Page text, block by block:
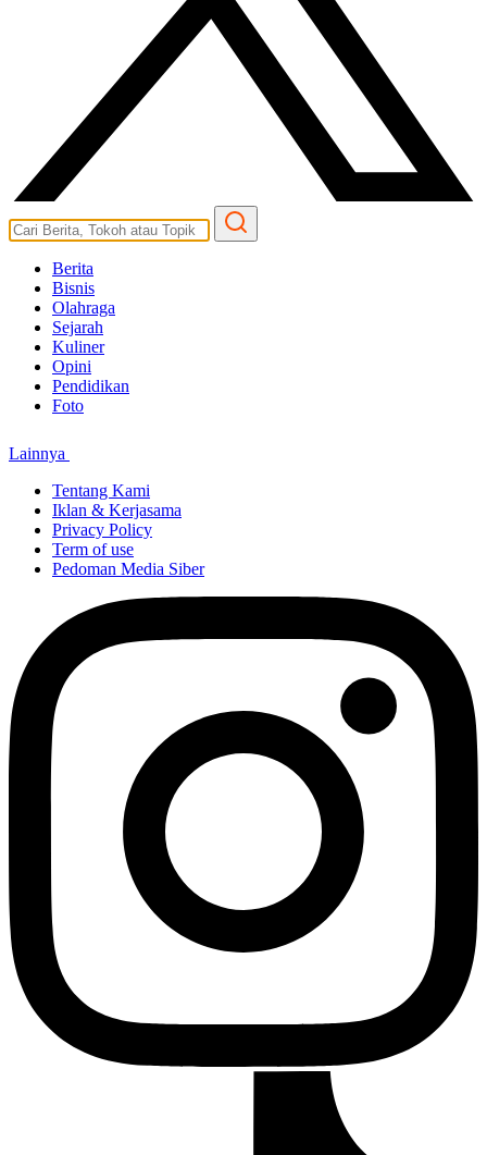
Berita
Bisnis
Olahraga
Sejarah
Kuliner
Opini
Pendidikan
Foto
Lainnya
Tentang Kami
Iklan & Kerjasama
Privacy Policy
Term of use
Pedoman Media Siber